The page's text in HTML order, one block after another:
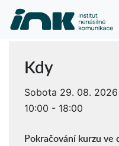
Kdy
Sobota 29. 08. 2026
10:00 - 18:00
Pokračování kurzu ve